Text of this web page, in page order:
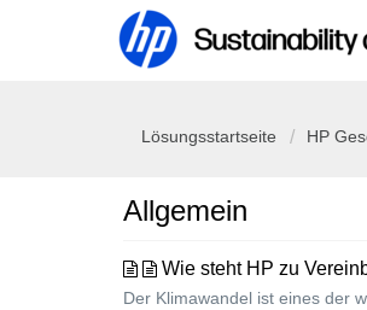
Lösungsstartseite HP
Allgemein
Wie steht HP zu
Der Klimawandel ist eines der